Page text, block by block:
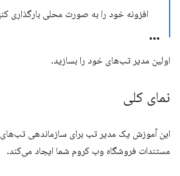
افزونه خود را به صورت محلی بارگذاری
اولین مدیر تب‌های خود را بسازید.
نمای کلی
این آموزش یک مدیر تب برای سازماندهی تب‌های
مستندات فروشگاه وب کروم شما ایجاد می‌کند.